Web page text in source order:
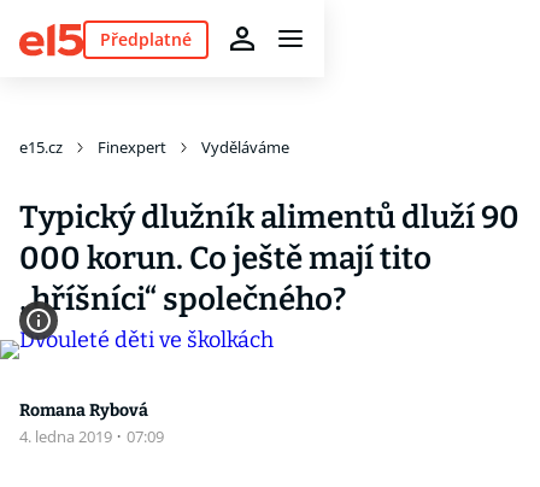
Předplatné
e15.cz Finexpert Vyděláváme
Typický dlužník alimentů dluží 90
000 korun. Co ještě mají tito
„hříšníci“ společného?
Romana Rybová
4. ledna 2019 · 07:09